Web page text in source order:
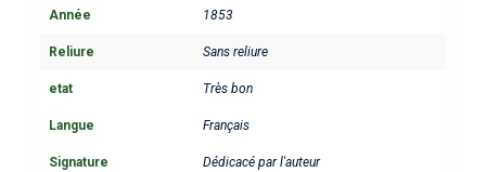
Année 1853
Reliure Sans reliure
etat Très bon
Langue Français
Signature Dédicacé par l'auteur